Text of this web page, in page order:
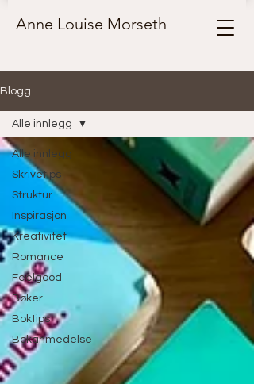
Anne Louise Morseth
Blogg
Alle innlegg
Skrivetips
Struktur
Inspirasjon
Kreativitet
Romance
Feelgood
Bøker
Boktips
Bokanmedelse
Alle innlegg